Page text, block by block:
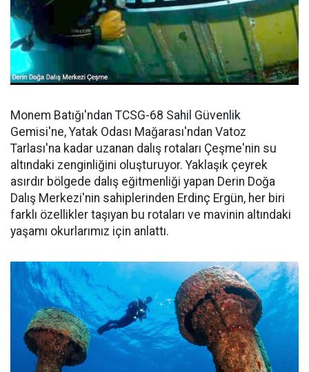
Monem Batığı'ndan TCSG-68 Sahil Güvenlik
Gemisi'ne, Yatak Odası Mağarası'ndan Vatoz
Tarlası'na kadar uzanan dalış rotaları Çeşme'nin su
altındaki zenginliğini oluşturuyor. Yaklaşık çeyrek
asırdır bölgede dalış eğitmenliği yapan Derin Doğa
Dalış Merkezi'nin sahiplerinden Erdinç Ergün, her biri
farklı özellikler taşıyan bu rotaları ve mavinin altındaki
yaşamı okurlarımız için anlattı.